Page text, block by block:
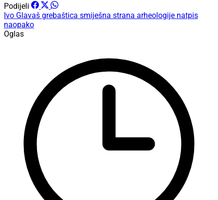
Podijeli
Ivo Glavaš grebaštica smiješna strana arheologije natpis
naopako
Oglas